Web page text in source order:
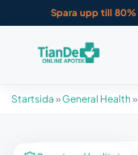
Spara upp till 80%
Startsida »General Health »